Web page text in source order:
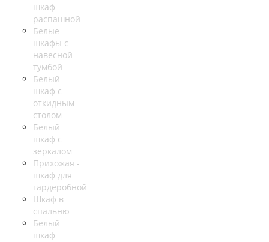
шкаф
распашной
Белые
шкафы с
навесной
тумбой
Белый
шкаф с
откидным
столом
Белый
шкаф с
зеркалом
Прихожая -
шкаф для
гардеробной
Шкаф в
спальню
Белый
шкаф